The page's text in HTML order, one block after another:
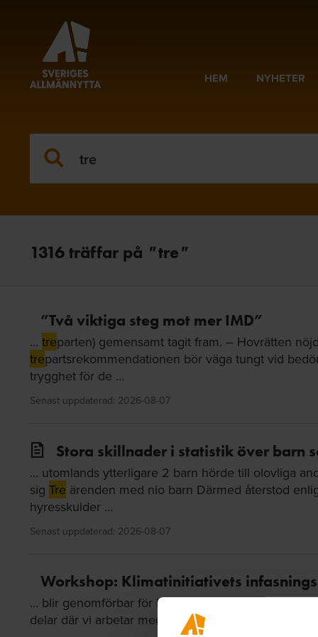
HEM NYHETER
1316 träffar på "tre"
”Två viktiga steg mot mer IMD”
… treparten) gemensamt tagit fram. – Hovrätten
trepartsrekommendationen bör väga tungt vid
trygghet för de …
Senast uppdaterad: 2026-08-07
Stora skillnader i statistik över barn
… utomlands ytterligare 2 barn hörde till olovliga
sig Tre ärenden med nio barn Därmed återstod
hyresskulder …
Senast uppdaterad: 2026-08-07
Workshop: Klimatinitiativets
… blir genomförbar för både stora och medelstora
delar där vi arbetar med dessa frågor tillsammans.